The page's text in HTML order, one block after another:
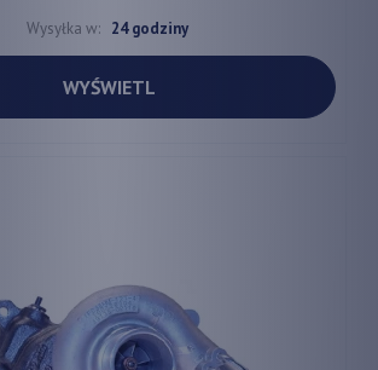
Wysyłka w: 24 godziny
WYŚWIETL